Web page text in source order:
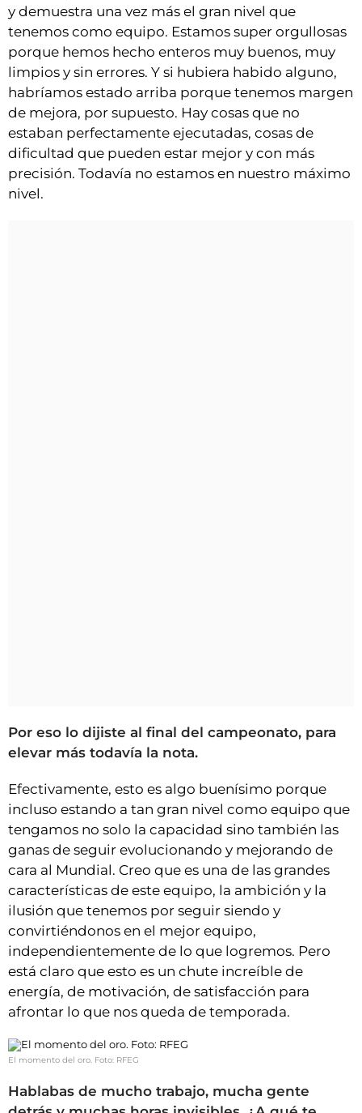
y demuestra una vez más el gran nivel que
tenemos como equipo. Estamos super orgullosas
porque hemos hecho enteros muy buenos, muy
limpios y sin errores. Y si hubiera habido alguno,
habríamos estado arriba porque tenemos margen
de mejora, por supuesto. Hay cosas que no
estaban perfectamente ejecutadas, cosas de
dificultad que pueden estar mejor y con más
precisión. Todavía no estamos en nuestro máximo
nivel.
Por eso lo dijiste al final del campeonato, para
elevar más todavía la nota.
Efectivamente, esto es algo buenísimo porque
incluso estando a tan gran nivel como equipo que
tengamos no solo la capacidad sino también las
ganas de seguir evolucionando y mejorando de
cara al Mundial. Creo que es una de las grandes
características de este equipo, la ambición y la
ilusión que tenemos por seguir siendo y
convirtiéndonos en el mejor equipo,
independientemente de lo que logremos. Pero
está claro que esto es un chute increíble de
energía, de motivación, de satisfacción para
afrontar lo que nos queda de temporada.
El momento del oro. Foto: RFEG
Hablabas de mucho trabajo, mucha gente